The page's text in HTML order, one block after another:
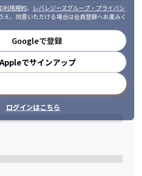
利用規約、
レバレジーズグループ・プライバシ
え、同意いただける場合は会員登録へお進みく
Googleで登録
でサインアップ
ログインはこちら